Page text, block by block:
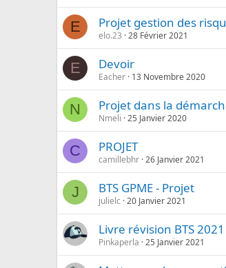
E Projet gestion des
elo.23 28 Février 2021
E Devoir
Eacher 13 Novembre 2020
N Projet dans la
Nmeli 25 Janvier 2020
C PROJET
camillebhr 26 Janvier 2021
J BTS GPME - Projet
julielc 20 Janvier 2021
Livre révision BTS 2021
Pinkaperla 25 Janvier 2021